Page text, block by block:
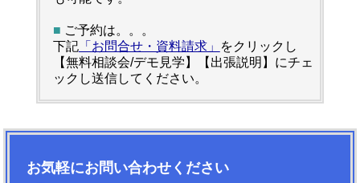
■ ご予約は。。。
下記「お問合せ・資料請求」
をクリックし
【無料相談会/デモ見学】【出張説明】にチェ
ックし送信してください。
お気軽にお問い合わせください